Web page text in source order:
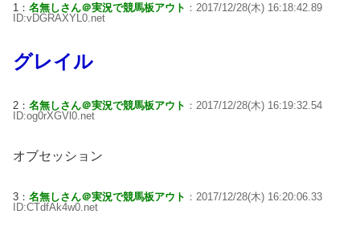
1： 名無しさん＠実況で競馬板アウト ：2017/12/28(木) 16:18:42.89
ID:vDGRAXYL0.net
グレイル
2： 名無しさん＠実況で競馬板アウト ：2017/12/28(木) 16:19:32.54
ID:og0rXGVl0.net
オブセッション
3： 名無しさん＠実況で競馬板アウト ：2017/12/28(木) 16:20:06.33
ID:CTdfAk4w0.net